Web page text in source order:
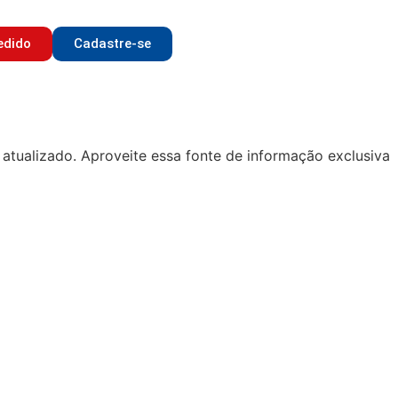
Cadastre-se
Aproveite essa fonte de informação exclusiva